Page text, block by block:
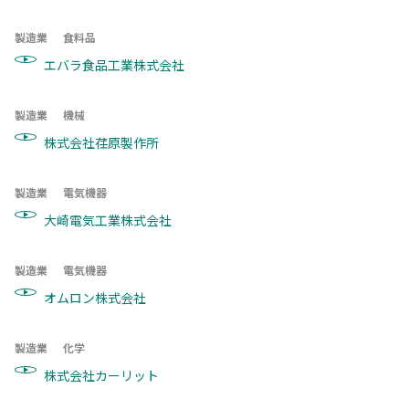
製造業 食料品
エバラ食品工業株式会社
製造業 機械
株式会社荏原製作所
製造業 電気機器
大崎電気工業株式会社
製造業 電気機器
オムロン株式会社
製造業 化学
株式会社カーリット